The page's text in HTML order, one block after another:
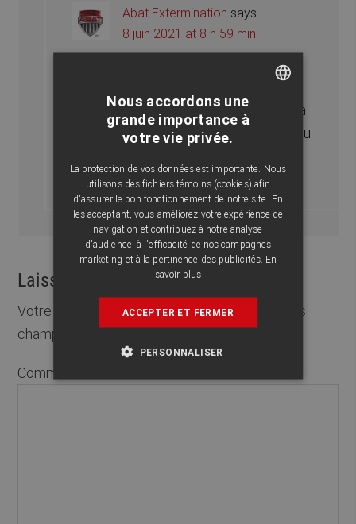
Abat Extermination says
8 juin 2021 at 8 h 59 min
si ce n’est pas déjà fait, je vous invite a
communiquer avec nos spéicalistes au
Laisser un commentaire
Votre adresse courriel ne sera pas publiée.
Les
champs obligatoires sont indiqués avec
Commentaire
FRENCH
Nous accordons une
grande importance à
votre vie privée.
La protection de vos données est importante. Nous
utilisons des fichiers témoins (cookies) afin
d'assurer le bon fonctionnement de notre site. En
les acceptant, vous améliorez votre expérience de
navigation et contribuez à notre analyse
d'audience, à l'efficacité de nos campagnes
marketing et à la pertinence des publicités. En
savoir plus
ACCEPTER ET FERMER
PERSONNALISER